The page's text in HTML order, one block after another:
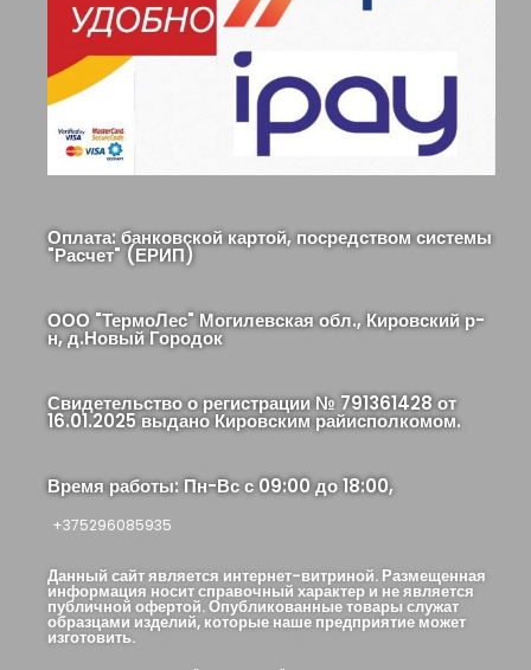
Оплата: банковской картой, посредством системы
"Расчет" (ЕРИП)
ООО "ТермоЛес" Могилевская обл., Кировский р-
н, д.Новый Городок
Свидетельство о регистрации № 791361428 от
16.01.2025 выдано Кировским райисполкомом.
Время работы: Пн-Вс с 09:00 до 18:00,
+375296085935
Данный сайт является интернет-витриной. Размещенная
информация носит справочный характер и не является
публичной офертой. Опубликованные товары служат
образцами изделий, которые наше предприятие может
изготовить.